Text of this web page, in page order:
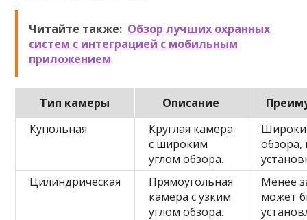
Читайте также: Обзор лучших охранных
систем с интеграцией с мобильным
приложением
Тип камеры Описание
Купольная
Круглая камера
с широким
углом обзора.
обзора,
Цилиндрическая
Прямоугольная
камера с узким
углом обзора.
Менее
может